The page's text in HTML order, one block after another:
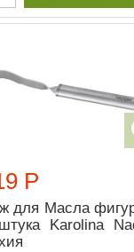
Р
для Масла
Karolina